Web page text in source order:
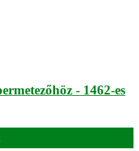
- 1462-es